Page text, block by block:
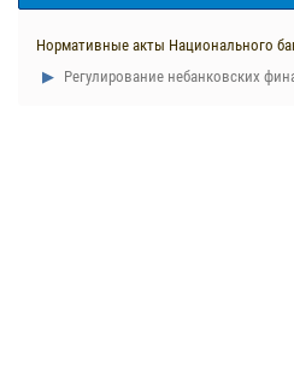
Нормативные акты Национального
Регулирование небанковских